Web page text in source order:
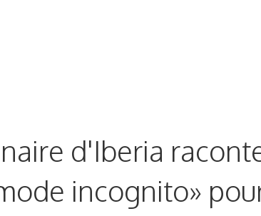
d'Iberia
incognito»